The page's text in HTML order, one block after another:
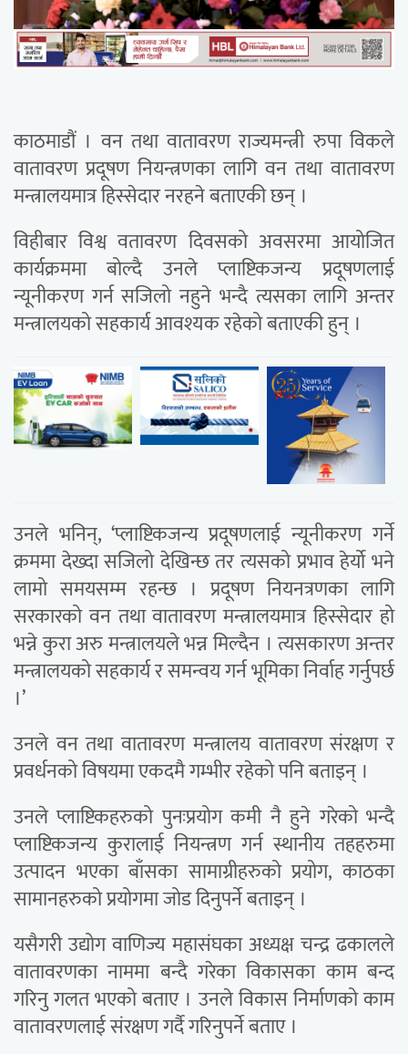
काठमाडौं । वन तथा वातावरण राज्यमन्त्री रुपा विकले
वातावरण प्रदूषण नियन्त्रणका लागि वन तथा वातावरण
मन्त्रालयमात्र हिस्सेदार नरहने बताएकी छन् ।
विहीबार विश्व वतावरण दिवसको अवसरमा आयोजित
कार्यक्रममा बोल्दै उनले प्लाष्टिकजन्य प्रदूषणलाई
न्यूनीकरण गर्न सजिलो नहुने भन्दै त्यसका लागि अन्तर
मन्त्रालयको सहकार्य आवश्यक रहेको बताएकी हुन् ।
उनले भनिन्, ‘प्लाष्टिकजन्य प्रदूषणलाई न्यूनीकरण गर्ने
क्रममा देख्दा सजिलो देखिन्छ तर त्यसको प्रभाव हेर्यो भने
लामो समयसम्म रहन्छ । प्रदूषण नियनत्रणका लागि
सरकारको वन तथा वातावरण मन्त्रालयमात्र हिस्सेदार हो
भन्ने कुरा अरु मन्त्रालयले भन्न मिल्दैन । त्यसकारण अन्तर
मन्त्रालयको सहकार्य र समन्वय गर्न भूमिका निर्वाह गर्नुपर्छ
।’
उनले वन तथा वातावरण मन्त्रालय वातावरण संरक्षण र
प्रवर्धनको विषयमा एकदमै गम्भीर रहेको पनि बताइन् ।
उनले प्लाष्टिकहरुको पुनःप्रयोग कमी नै हुने गरेको भन्दै
प्लाष्टिकजन्य कुरालाई नियन्त्रण गर्न स्थानीय तहहरुमा
उत्पादन भएका बाँसका सामाग्रीहरुको प्रयोग, काठका
सामानहरुको प्रयोगमा जोड दिनुपर्ने बताइन् ।
यसैगरी उद्योग वाणिज्य महासंघका अध्यक्ष चन्द्र ढकालले
वातावरणका नाममा बन्दै गरेका विकासका काम बन्द
गरिनु गलत भएको बताए । उनले विकास निर्माणको काम
वातावरणलाई संरक्षण गर्दै गरिनुपर्ने बताए ।